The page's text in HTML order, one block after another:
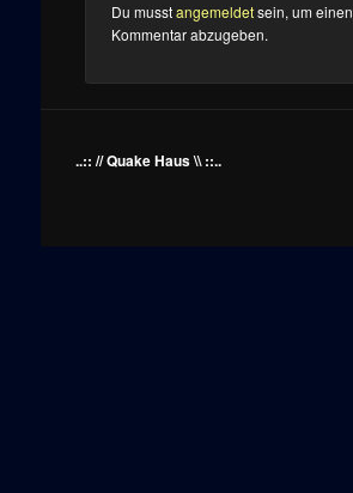
Du musstangemeldetsein, um einen
Kommentar abzugeben.
..:: // Quake Haus \\ ::..